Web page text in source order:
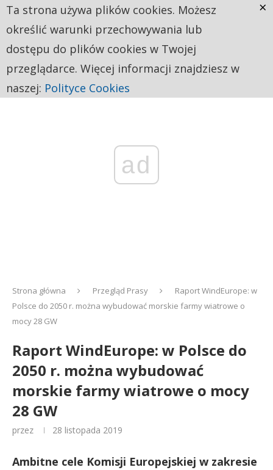
ad
Strona główna Przegląd Prasy
Raport WindEurope: w
Polsce do 2050 r. można wybudować morskie farmy wiatrowe o
mocy 28 GW
Raport WindEurope: w Polsce do
2050 r. można wybudować
morskie farmy wiatrowe o mocy
28 GW
przez 28 listopada 2019
Ambitne cele Komisji Europejskiej w zakresie
Ta strona używa plików cookies. Możesz
określić warunki przechowywania lub
dostępu do plików cookies w Twojej
przeglądarce. Więcej informacji znajdziesz w
naszej: Polityce Cookies
×